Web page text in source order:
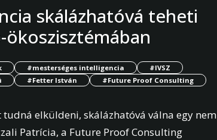
skálázhatóvá teheti
#mesterséges intelligencia
#IVSZ
#Fetter István
#Future Proof Consulting
elküldeni, skálázhatóvá válna egy nem
Patrícia, a Future Proof Consulting